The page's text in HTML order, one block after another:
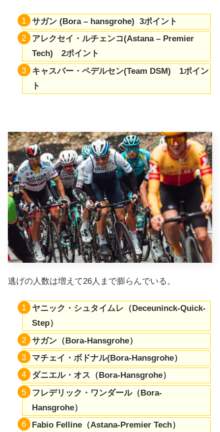
サガン (Bora – hansgrohe) 3ポイント
アレクセイ・ルチェンコ(Astana – Premier
Tech) 2ポイント
キャスパー・ペデルセン(Team DSM) 1ポイン
ト
逃げの人数は増えて26人まで膨らんでいる。
ヤニック・シュタイムレ（Deceuninck-Quick-
Step）
サガン（Bora-​​Hansgrohe）
マチェイ・ボドナル(Bora-​​Hansgrohe）
ダニエル・オス（Bora-​​Hansgrohe）
フレデリック・ワンダール（Bora-​​
Hansgrohe）
Fabio Felline（Astana-Premier Tech）